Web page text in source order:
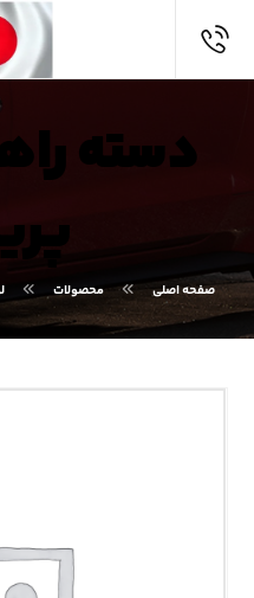
دسته
صفحه اصلی محصولات